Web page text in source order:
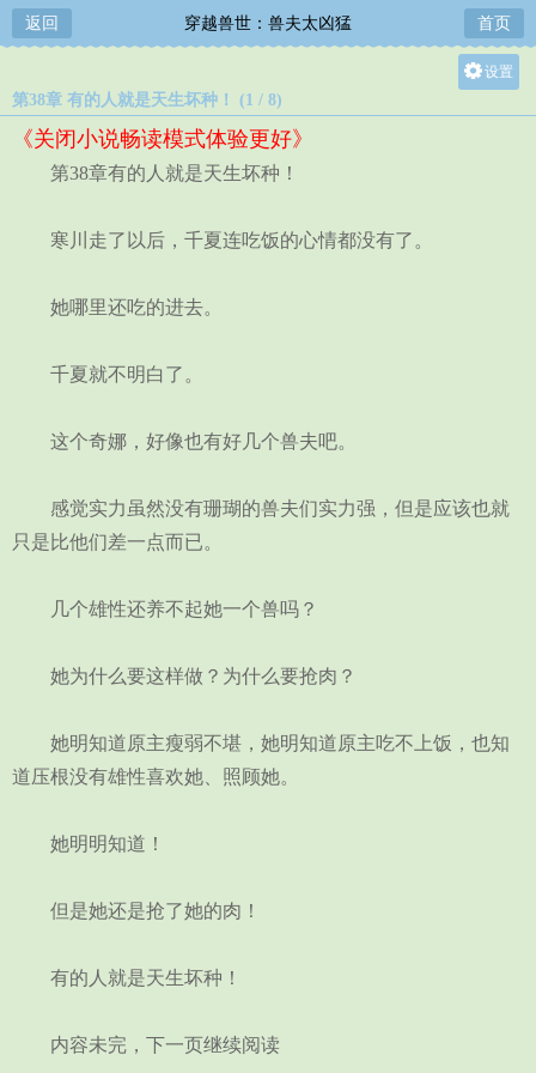
返回 穿越兽世：兽夫太凶猛 首页
设置
第38章 有的人就是天生坏种！ (1 / 8)
《关闭小说畅读模式体验更好》
第38章有的人就是天生坏种！
寒川走了以后，千夏连吃饭的心情都没有了。
她哪里还吃的进去。
千夏就不明白了。
这个奇娜，好像也有好几个兽夫吧。
感觉实力虽然没有珊瑚的兽夫们实力强，但是应该也就
只是比他们差一点而已。
几个雄性还养不起她一个兽吗？
她为什么要这样做？为什么要抢肉？
她明知道原主瘦弱不堪，她明知道原主吃不上饭，也知
道压根没有雄性喜欢她、照顾她。
她明明知道！
但是她还是抢了她的肉！
有的人就是天生坏种！
内容未完，下一页继续阅读